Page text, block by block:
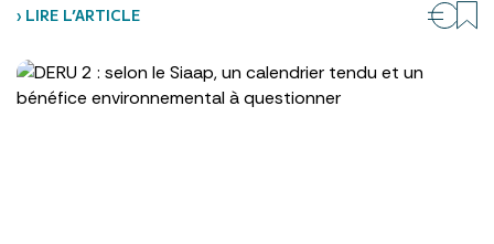
› LIRE L’ARTICLE